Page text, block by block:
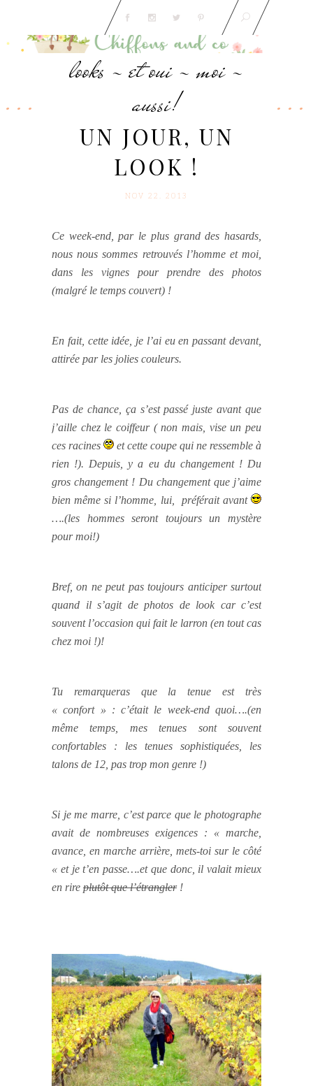
looks - et oui - moi -
aussi!
UN JOUR, UN
LOOK !
NOV 22. 2013
Ce week-end, par le plus grand des hasards,
nous nous sommes retrouvés l’homme et moi,
dans les vignes pour prendre des photos
(malgré le temps couvert) !
En fait, cette idée, je l’ai eu en passant devant,
attirée par les jolies couleurs.
Pas de chance, ça s’est passé juste avant que
j’aille chez le coiffeur ( non mais, vise un peu
ces racines
et cette coupe qui ne ressemble à
rien !). Depuis, y a eu du changement ! Du
gros changement ! Du changement que j’aime
bien même si l’homme, lui, préférait avant
….(les hommes seront toujours un mystère
pour moi!)
Bref, on ne peut pas toujours anticiper surtout
quand il s’agit de photos de look car c’est
souvent l’occasion qui fait le larron (en tout cas
chez moi !)!
Tu remarqueras que la tenue est très
« confort » : c’était le week-end quoi….(en
même temps, mes tenues sont souvent
confortables : les tenues sophistiquées, les
talons de 12, pas trop mon genre !)
Si je me marre, c’est parce que le photographe
avait de nombreuses exigences : « marche,
avance, en marche arrière, mets-toi sur le côté
« et je t’en passe….et que donc, il valait mieux
en rire plutôt que l’étrangler!